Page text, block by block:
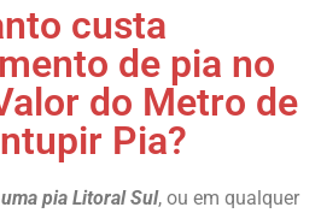
custa
de pia no
do Metro de
Pia?
pia Litoral Sul, ou em qualquer